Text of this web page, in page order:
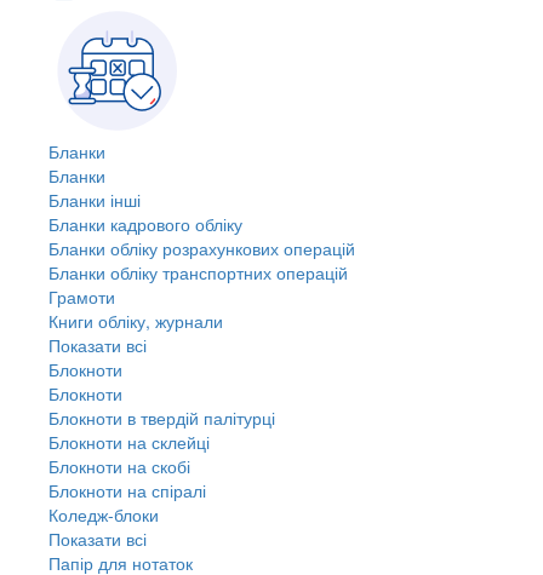
Бланки
Бланки
Бланки інші
Бланки кадрового обліку
Бланки обліку розрахункових операцій
Бланки обліку транспортних операцій
Грамоти
Книги обліку, журнали
Показати всі
Блокноти
Блокноти
Блокноти в твердій палітурці
Блокноти на склейці
Блокноти на скобі
Блокноти на спіралі
Коледж-блоки
Показати всі
Папір для нотаток